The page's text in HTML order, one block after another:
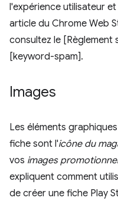
l'expérience utilisateur
article du Chrome Web
consultez le [Règlement
[keyword-spam].
Images
Les éléments
fiche sont l'icône du
vos images
expliquent comment
de créer une fiche Play